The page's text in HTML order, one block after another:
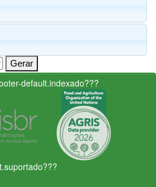
default.indexado???